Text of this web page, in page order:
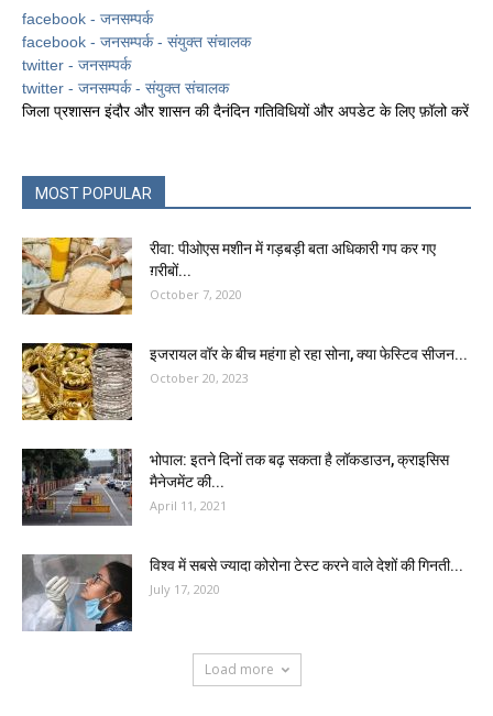
facebook - जनसम्पर्क
facebook - जनसम्पर्क - संयुक्त संचालक
twitter - जनसम्पर्क
twitter - जनसम्पर्क - संयुक्त संचालक
जिला प्रशासन इंदौर और शासन की दैनंदिन गतिविधियों और अपडेट के लिए फ़ॉलो करें
MOST POPULAR
रीवा: पीओएस मशीन में गड़बड़ी बता अधिकारी गप कर गए
ग़रीबों...
October 7, 2020
इजरायल वॉर के बीच महंगा हो रहा सोना, क्या फेस्टिव सीजन...
October 20, 2023
भोपाल: इतने दिनों तक बढ़ सकता है लॉकडाउन, क्राइसिस
मैनेजमेंट की...
April 11, 2021
विश्व में सबसे ज्यादा कोरोना टेस्ट करने वाले देशों की गिनती...
July 17, 2020
Load more